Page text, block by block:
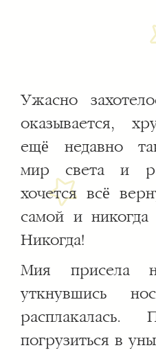
Ужасно
оказывается,
ещё недавно
мир света и
хочется всё
самой и никогда
Никогда!
Мия присела
уткнувшись
расплакалась.
погрузиться в